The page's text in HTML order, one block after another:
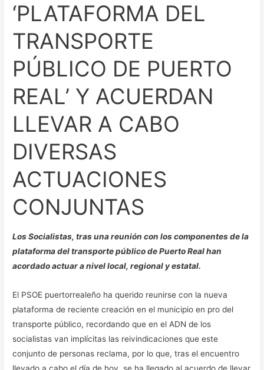
‘PLATAFORMA DEL
TRANSPORTE
PÚBLICO DE PUERTO
REAL’ Y ACUERDAN
LLEVAR A CABO
DIVERSAS
ACTUACIONES
CONJUNTAS
Los Socialistas, tras una reunión con los componentes de la
plataforma del transporte público de Puerto Real han
acordado actuar a nivel local, regional y estatal.
El PSOE puertorrealeño ha querido reunirse con la nueva
plataforma de reciente creación en el municipio en pro del
transporte público, recordando que en el ADN de los
socialistas van implícitas las reivindicaciones que este
conjunto de personas reclama, por lo que, tras el encuentro
llevado a cabo el día de hoy, se ha llegado al acuerdo de llevar
CABO
ACTUACIONES
CONJUNTAS